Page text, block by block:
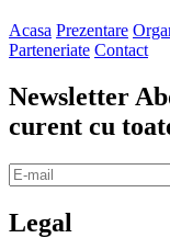
Acasa Prezentare
Parteneriate Contact
Newsletter
curent cu
Legal